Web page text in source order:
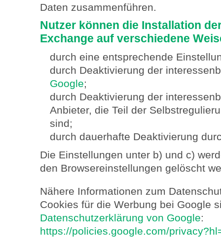
Daten zusammenführen.
Nutzer können die Installation
Exchange auf verschiedene
durch eine entsprechende
durch Deaktivierung der
Google;
durch Deaktivierung der
Anbieter, die Teil der
sind;
durch dauerhafte Deaktivierung
Die Einstellungen unter b) und c)
den Browsereinstellungen gelöscht
Nähere Informationen zum
Cookies für die Werbung bei Google
Datenschutzerklärung von Google:
https://policies.google.com/